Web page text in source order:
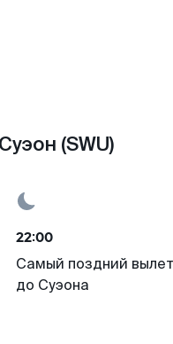
(SWU)
22:00
Самый поздний вылет
до Суэона